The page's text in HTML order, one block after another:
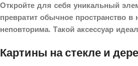
Откройте для себя уникальный
превратит обычное пространство
неповторима. Такой аксессуар
Картины на стекле и